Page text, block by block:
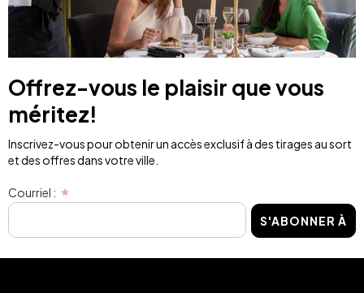
Offrez-vous le plaisir que vous
méritez!
Inscrivez-vous pour obtenir un accès exclusif à des tirages au sort
et des offres dans votre ville.
Courriel :
S'ABONNER À